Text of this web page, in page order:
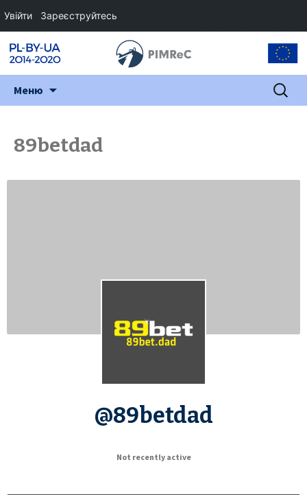
Меню Пошук:
89betdad
@89betdad
Not recently active
Увійти Зареєструйтесь